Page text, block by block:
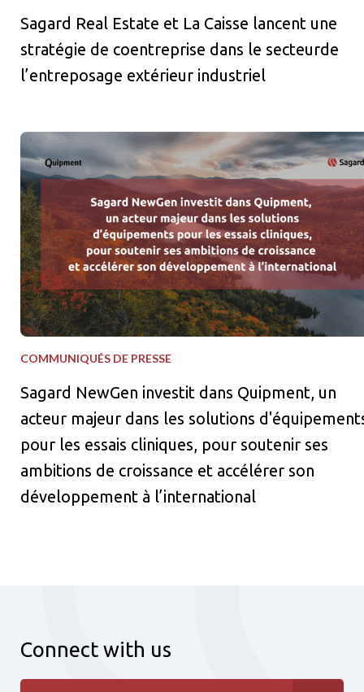
Sagard Real Estate et La Caisse lancent une
stratégie de coentreprise dans le secteurde
l’entreposage extérieur industriel
Sagard NewGen investit dans Quipment, un acteur majeur
COMMUNIQUÉS DE PRESSE
Sagard NewGen investit dans Quipment, un
acteur majeur dans les solutions
pour les essais cliniques, pour soutenir ses
ambitions de croissance et accélérer son
développement à l’international
Connect with us